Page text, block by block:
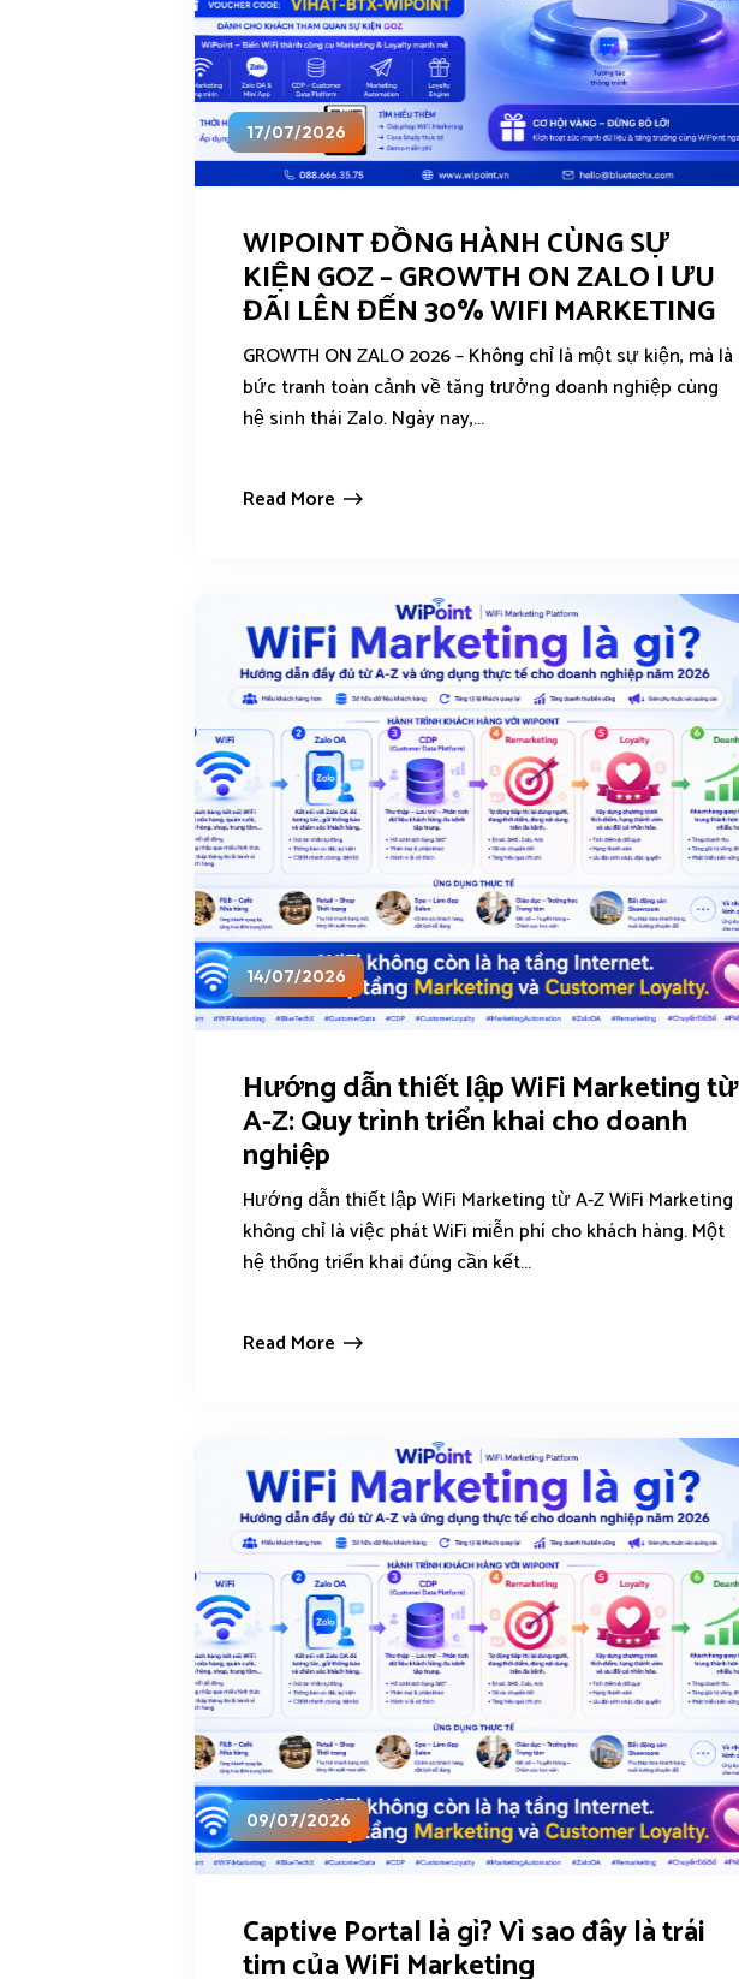
17/07/2026
WIPOINT ĐỒNG HÀNH CÙNG SỰ
KIỆN GOZ – GROWTH ON ZALO | ƯU
ĐÃI LÊN ĐẾN 30% WIFI MARKETING
GROWTH ON ZALO 2026 – Không chỉ là một sự kiện, mà là
bức tranh toàn cảnh về tăng trưởng doanh nghiệp cùng
hệ sinh thái Zalo. Ngày nay,...
Read More
14/07/2026
Hướng dẫn thiết lập WiFi Marketing từ
A-Z: Quy trình triển khai cho doanh
nghiệp
Hướng dẫn thiết lập WiFi Marketing từ A-Z WiFi Marketing
không chỉ là việc phát WiFi miễn phí cho khách hàng. Một
hệ thống triển khai đúng cần kết...
Read More
09/07/2026
Captive Portal là gì? Vì sao đây là trái
tim của WiFi Marketing